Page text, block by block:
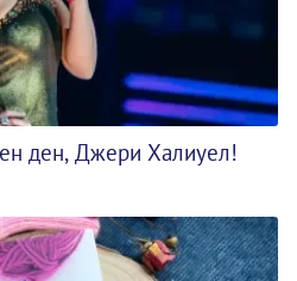
ден, Джери Халиуел!